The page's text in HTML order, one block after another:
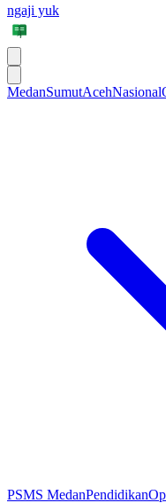
ngaji yuk
MedanSumutAcehNasional
PSMS MedanPendidikan